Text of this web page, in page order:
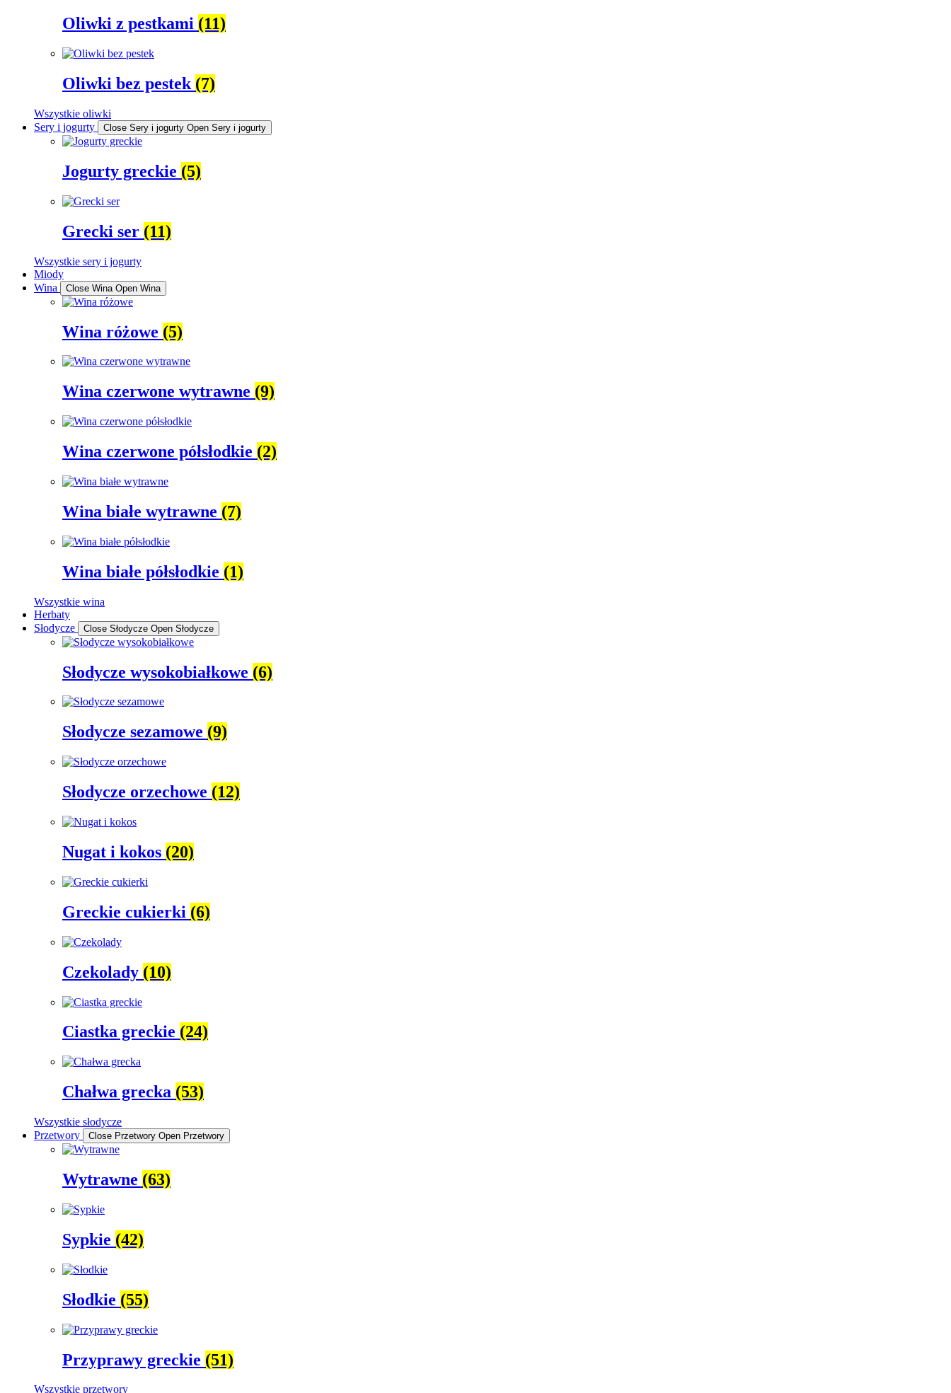
Oliwki z pestkami (11)
Oliwki bez pestek (7)
Wszystkie oliwki
Sery i jogurty
Close Sery i jogurty Open Sery i jogurty
Jogurty greckie (5)
Grecki ser (11)
Wszystkie sery i jogurty
Miody
Wina
Close Wina Open Wina
Wina różowe (5)
Wina czerwone wytrawne (9)
Wina czerwone półsłodkie (2)
Wina białe wytrawne (7)
Wina białe półsłodkie (1)
Wszystkie wina
Herbaty
Słodycze
Close Słodycze Open Słodycze
Słodycze wysokobiałkowe (6)
Słodycze sezamowe (9)
Słodycze orzechowe (12)
Nugat i kokos (20)
Greckie cukierki (6)
Czekolady (10)
Ciastka greckie (24)
Chałwa grecka (53)
Wszystkie słodycze
Przetwory
Close Przetwory Open Przetwory
Wytrawne (63)
Sypkie (42)
Słodkie (55)
Przyprawy greckie (51)
Wszystkie przetwory